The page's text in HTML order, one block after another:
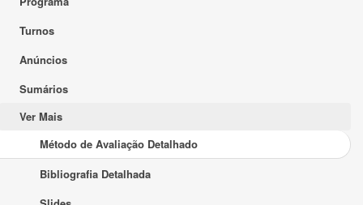
Turnos
Anúncios
Sumários
Ver Mais
Método de Avaliação Detalhado
Bibliografia Detalhada